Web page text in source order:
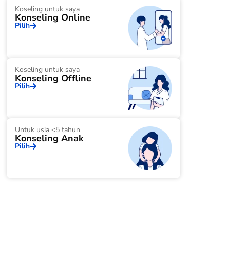
Koseling untuk saya
Konseling Online
Pilih
Koseling untuk saya
Konseling Offline
Pilih
Untuk usia <5 tahun
Konseling Anak
Pilih